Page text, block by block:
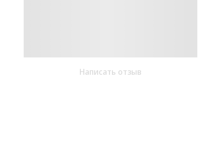
Написать отзыв